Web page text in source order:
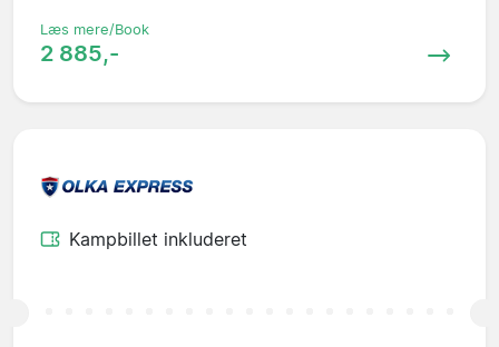
Læs mere/Book
2 885,-
Kampbillet inkluderet